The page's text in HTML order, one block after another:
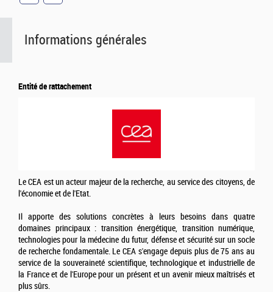
Informations générales
Entité de rattachement
Le CEA est un acteur majeur de la recherche, au service des citoyens, de
l'économie et de l'Etat.
Il apporte des solutions concrètes à leurs besoins dans quatre
domaines principaux : transition énergétique, transition numérique,
technologies pour la médecine du futur, défense et sécurité sur un socle
de recherche fondamentale. Le CEA s'engage depuis plus de 75 ans au
service de la souveraineté scientifique, technologique et industrielle de
la France et de l'Europe pour un présent et un avenir mieux maîtrisés et
plus sûrs.